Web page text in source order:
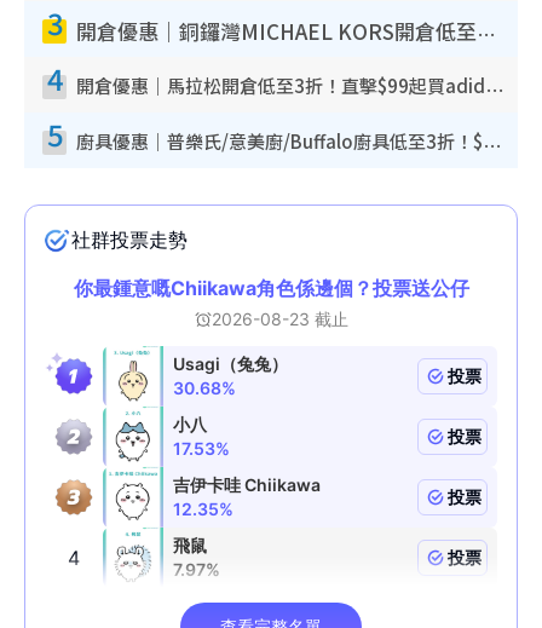
3 開倉優惠｜銅鑼灣MICHAEL KORS開倉低至17折！直擊$500起買手袋/銀包/鞋款 必買經典Jet Set系列
4 開倉優惠｜馬拉松開倉低至3折！直擊$99起買adidas／New Balance／Puma鞋款 STANLEY保溫杯劈價至$119起
5 廚具優惠｜普樂氏/意美廚/Buffalo廚具低至3折！$89起買煎鍋／炒鑊／個人鍋 同場小家電激減至$99起